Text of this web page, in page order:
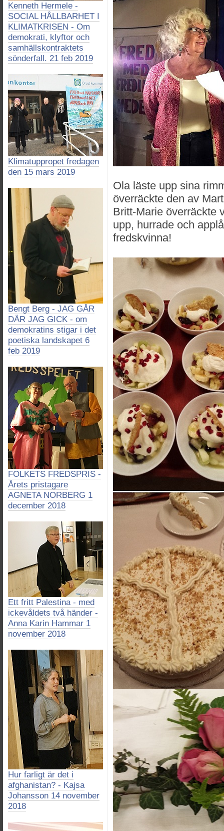
Kenneth Hermele -
SOCIAL HÅLLBARHET I
KLIMATKRISEN - Om
demokrati, klyftor och
samhällskontraktets
sönderfall. 21 feb 2019
Klimatuppropet fredagen
den 15 mars 2019
Bengt Berg - JAG GÅR
DÄR JAG GICK - om
demokratins stigar i det
poetiska landskapet 6
feb 2019
FOLKETS FREDSPRIS -
Årets pristagare
AGNETA NORBERG 1
december 2018
Ett fritt Palestina - med
ickevåldets två händer -
Anna Karin Hammar 1
november 2018
Hur farligt är det i
afghanistan? - Kajsa
Johansson 14 november
2018
Ola läste upp sina
överräckte den av
Britt-Marie överräckte
upp, hurrade och
fredskvinna!